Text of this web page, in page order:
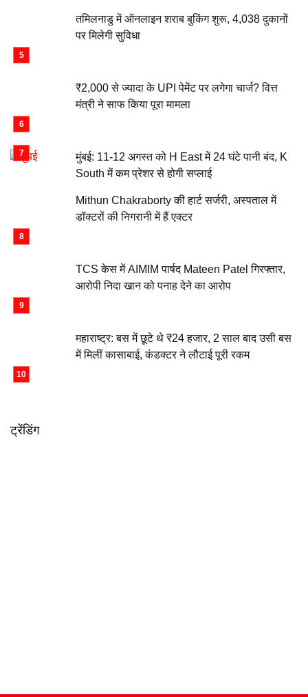
तमिलनाडु में ऑनलाइन शराब बुकिंग शुरू, 4,038 दुकानों
पर मिलेगी सुविधा
₹2,000 से ज्यादा के UPI पेमेंट पर लगेगा चार्ज? वित्त
मंत्री ने साफ किया पूरा मामला
मुंबई: 11-12 अगस्त को H East में 24 घंटे पानी बंद, K
South में कम प्रेशर से होगी सप्लाई
Mithun Chakraborty की हार्ट सर्जरी, अस्पताल में
डॉक्टरों की निगरानी में हैं एक्टर
TCS केस में AIMIM पार्षद Mateen Patel गिरफ्तार,
आरोपी निदा खान को पनाह देने का आरोप
महाराष्ट्र: बस में छूटे थे ₹24 हजार, 2 साल बाद उसी बस
में मिलीं कासाबाई, कंडक्टर ने लौटाई पूरी रकम
ट्रेंडिंग